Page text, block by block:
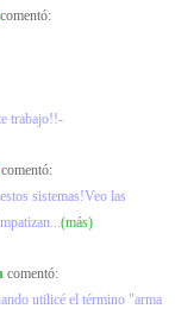
comentó:
trabajo!!-
comentó:
sistemas!Veo las
(más)
comentó:
utilicé el término "arma